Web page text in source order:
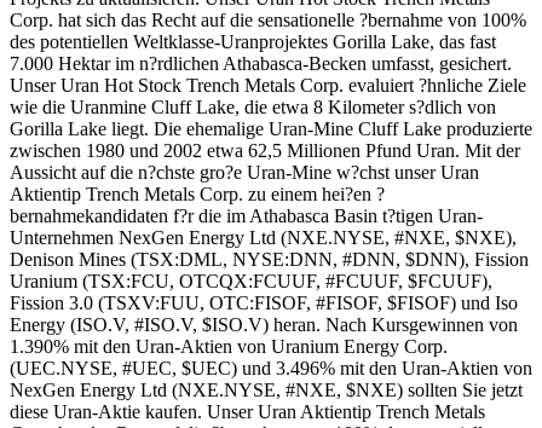
Corp. hat sich das Recht auf die sensationelle ?bernahme von 100%
des potentiellen Weltklasse-Uranprojektes Gorilla Lake, das fast
7.000 Hektar im n?rdlichen Athabasca-Becken umfasst, gesichert.
Unser Uran Hot Stock Trench Metals Corp. evaluiert ?hnliche Ziele
wie die Uranmine Cluff Lake, die etwa 8 Kilometer s?dlich von
Gorilla Lake liegt. Die ehemalige Uran-Mine Cluff Lake produzierte
zwischen 1980 und 2002 etwa 62,5 Millionen Pfund Uran. Mit der
Aussicht auf die n?chste gro?e Uran-Mine w?chst unser Uran
Aktientip Trench Metals Corp. zu einem hei?en ?
bernahmekandidaten f?r die im Athabasca Basin t?tigen Uran-
Unternehmen NexGen Energy Ltd (NXE.NYSE, #NXE, $NXE),
Denison Mines (TSX:DML, NYSE:DNN, #DNN, $DNN), Fission
Uranium (TSX:FCU, OTCQX:FCUUF, #FCUUF, $FCUUF),
Fission 3.0 (TSXV:FUU, OTC:FISOF, #FISOF, $FISOF) und Iso
Energy (ISO.V, #ISO.V, $ISO.V) heran. Nach Kursgewinnen von
1.390% mit den Uran-Aktien von Uranium Energy Corp.
(UEC.NYSE, #UEC, $UEC) und 3.496% mit den Uran-Aktien von
NexGen Energy Ltd (NXE.NYSE, #NXE, $NXE) sollten Sie jetzt
diese Uran-Aktie kaufen. Unser Uran Aktientip Trench Metals